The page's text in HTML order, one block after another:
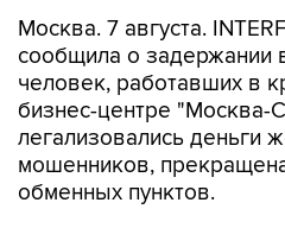
Москва. 7 августа.
сообщила о задержании
человек, работавших в
бизнес-центре "Москва-
легализовались деньги
мошенников,
обменных пунктов.